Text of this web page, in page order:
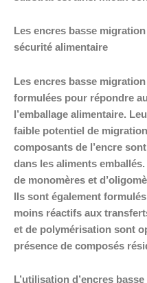
Les encres basse
sécurité alimentaire
Les encres basse
formulées pour répondre
l’emballage alimentaire.
faible potentiel de
composants de l’encre
dans les aliments
de monomères et
Ils sont également
moins réactifs aux
et de polymérisation sont
présence de composés
L’utilisation d’encres